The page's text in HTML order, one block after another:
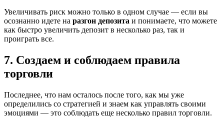
Увеличивать риск можно только в одном случае — если вы
осознанно идете на разгон депозита и понимаете, что можете
как быстро увеличить депозит в несколько раз, так и
проиграть все.
7. Создаем и соблюдаем правила
торговли
Последнее, что нам осталось после того, как мы уже
определились со стратегией и знаем как управлять своими
эмоциями — это соблюдать еще несколько правил торговли.